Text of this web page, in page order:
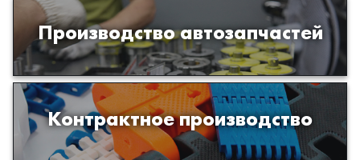
Производство автозапчастей
Разработка и производство деталей
из эластомеров для подвески
автомобиля
Контрактное производство
Производство изделий из пластиков
и полимеров по образцам либо
чертежам заказчика